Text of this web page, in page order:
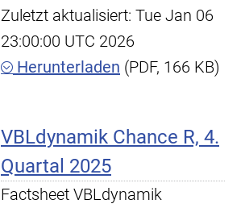
Zuletzt aktualisiert: Tue Jan 06
23:00:00 UTC 2026
Herunterladen (PDF, 166 KB)
VBLdynamik Chance R, 4.
Quartal 2025
Factsheet VBLdynamik